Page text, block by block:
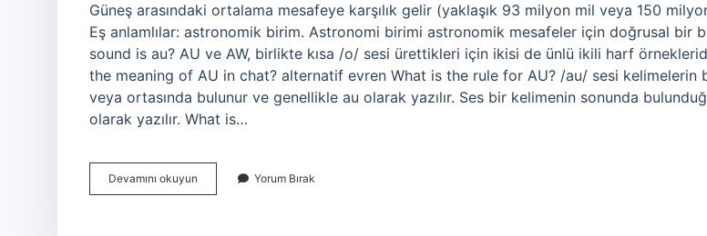
Güneş arasındaki ortalama mesafeye karşılık gelir (yaklaşık 93 milyon mil veya 150
Eş anlamlılar: astronomik birim. Astronomi birimi astronomik mesafeler için doğrusal bir
sound is au? AU ve AW, birlikte kısa /o/ sesi ürettikleri için ikisi de ünlü ikili harf
the meaning of AU in chat? alternatif evren What is the rule for AU? /au/ sesi kelimelerin
veya ortasında bulunur ve genellikle au olarak yazılır. Ses bir kelimenin sonunda
olarak yazılır. What is…
Devamını okuyun
Is
Yorum Bırak